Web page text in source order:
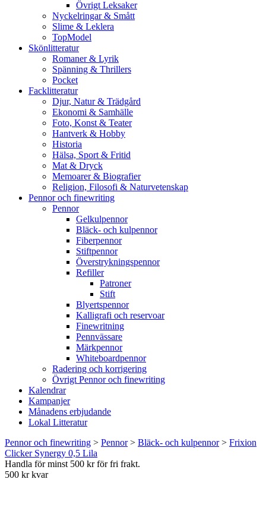
Övrigt Leksaker
Nyckelringar & Smått
Slime & Leklera
TopModel
Skönlitteratur
Romaner & Lyrik
Spänning & Thrillers
Pocket
Facklitteratur
Djur, Natur & Trädgård
Ekonomi & Samhälle
Foto, Konst & Teater
Hantverk & Hobby
Historia
Hälsa, Sport & Fritid
Mat & Dryck
Memoarer & Biografier
Religion, Filosofi & Naturvetenskap
Pennor och finewriting
Pennor
Gelkulpennor
Bläck- och kulpennor
Fiberpennor
Stiftpennor
Överstrykningspennor
Refiller
Patroner
Stift
Blyertspennor
Kalligrafi och reservoar
Finewritning
Pennvässare
Märkpennor
Whiteboardpennor
Radering och korrigering
Övrigt Pennor och finewriting
Kalendrar
Kampanjer
Månadens erbjudande
Lokal Litteratur
Pennor och finewriting > Pennor> Bläck- och kulpennor> Frixion
Clicker Synergy 0,5 Lila
Handla för minst 500 kr för fri frakt.
500 kr kvar